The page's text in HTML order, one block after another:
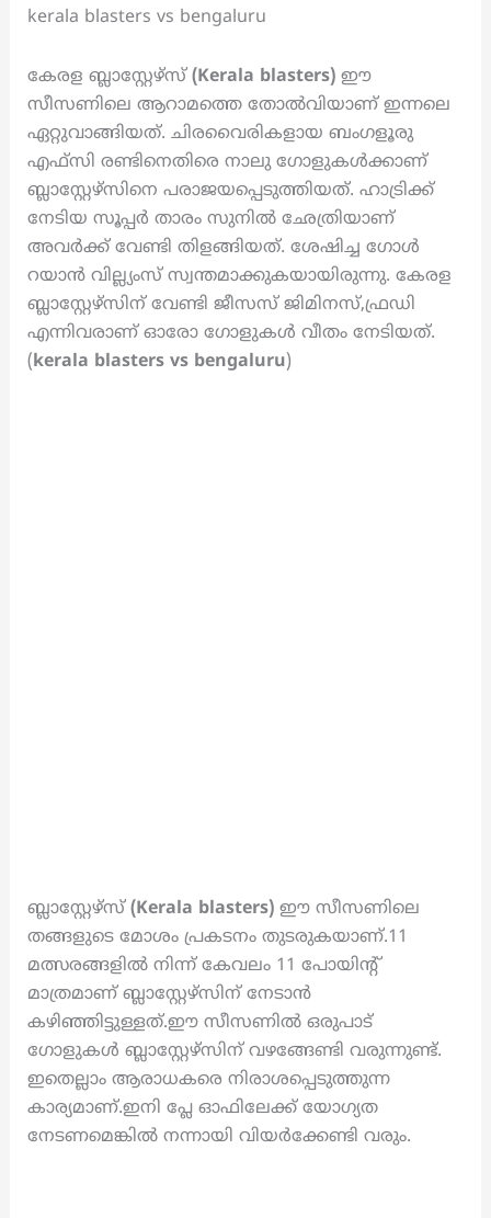
kerala blasters vs bengaluru
കേരള ബ്ലാസ്റ്റേഴ്സ് (Kerala blasters)ഈ
സീസണിലെ ആറാമത്തെ തോൽവിയാണ് ഇന്നലെ
ഏറ്റുവാങ്ങിയത്. ചിരവൈരികളായ ബംഗളൂരു
എഫ്സി രണ്ടിനെതിരെ നാലു ഗോളുകൾക്കാണ്
ബ്ലാസ്റ്റേഴ്സിനെ പരാജയപ്പെടുത്തിയത്. ഹാട്രിക്ക്
നേടിയ സൂപ്പർ താരം സുനിൽ ഛേത്രിയാണ്
അവർക്ക് വേണ്ടി തിളങ്ങിയത്. ശേഷിച്ച ഗോൾ
റയാൻ വില്ല്യംസ് സ്വന്തമാക്കുകയായിരുന്നു. കേരള
ബ്ലാസ്റ്റേഴ്സിന് വേണ്ടി ജീസസ് ജിമിനസ്,ഫ്രഡി
എന്നിവരാണ് ഓരോ ഗോളുകൾ വീതം നേടിയത്.
(kerala blasters vs bengaluru)
ബ്ലാസ്റ്റേഴ്സ് (Kerala blasters)ഈ സീസണിലെ
തങ്ങളുടെ മോശം പ്രകടനം തുടരുകയാണ്.11
മത്സരങ്ങളിൽ നിന്ന് കേവലം 11 പോയിന്റ്
മാത്രമാണ് ബ്ലാസ്റ്റേഴ്സിന് നേടാൻ
കഴിഞ്ഞിട്ടുള്ളത്.ഈ സീസണിൽ ഒരുപാട്
ഗോളുകൾ ബ്ലാസ്റ്റേഴ്സിന് വഴങ്ങേണ്ടി വരുന്നുണ്ട്.
ഇതെല്ലാം ആരാധകരെ നിരാശപ്പെടുത്തുന്ന
കാര്യമാണ്.ഇനി പ്ലേ ഓഫിലേക്ക് യോഗ്യത
നേടണമെങ്കിൽ നന്നായി വിയർക്കേണ്ടി വരും.